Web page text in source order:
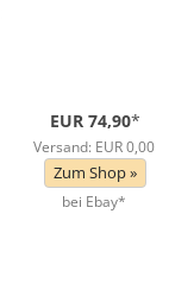
EUR 74,90*
Versand: EUR 0,00
Zum Shop »
bei Ebay*